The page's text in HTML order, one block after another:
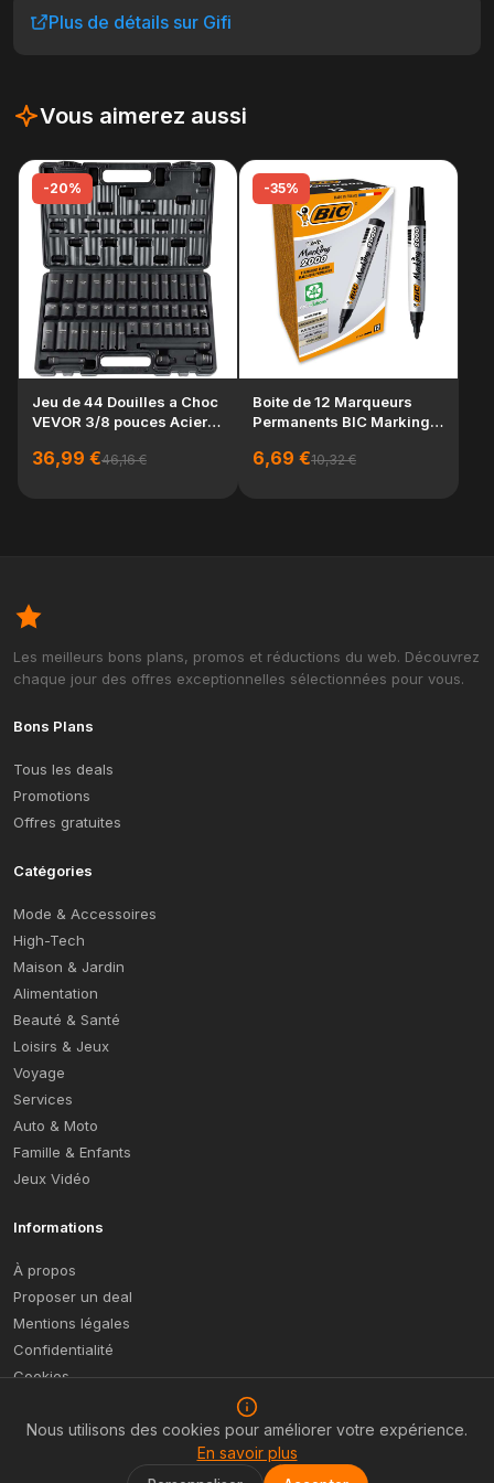
Plus de détails sur Gifi
Vous aimerez aussi
-20%
Jeu de 44 Douilles a Choc
VEVOR 3/8 pouces Acier
36,99 €46,16 €
-35%
Boite de 12 Marqueurs
Permanents BIC Marking
6,69 €10,32 €
Les meilleurs bons plans, promos et réductions du web. Découvrez
chaque jour des offres exceptionnelles sélectionnées pour vous.
Bons Plans
Tous les deals
Promotions
Offres gratuites
Catégories
Mode & Accessoires
High-Tech
Maison & Jardin
Alimentation
Beauté & Santé
Loisirs & Jeux
Voyage
Services
Auto & Moto
Famille & Enfants
Jeux Vidéo
Informations
À propos
Proposer un deal
Mentions légales
Confidentialité
Cookies
Nous utilisons des cookies pour améliorer votre expérience.
En savoir plus